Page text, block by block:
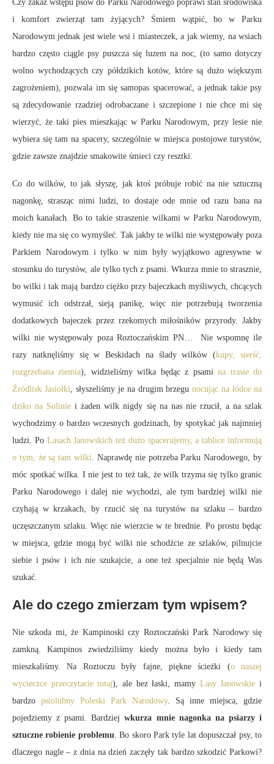
Czy zakaz wstępu psów do Parku Narodowego poprawi stan środowiska
i komfort zwierząt tam żyjących? Śmiem wątpić, bo w Parku
Narodowym jednak jest wiele wsi i miasteczek, a jak wiemy, na wsiach
bardzo często ciągle psy puszcza się luzem na noc, (to samo dotyczy
wolno wychodzących czy półdzikich kotów, które są dużo większym
zagrożeniem), pozwala im się samopas spacerować, a jednak takie psy
są zdecydowanie rzadziej odrobaczane i szczepione i nie chce mi się
wierzyć, że taki pies mieszkając w Parku Narodowym, przy lesie nie
wybiera się tam na spacery, szczególnie w miejsca postojowe turystów,
gdzie zawsze znajdzie smakowite śmieci czy resztki.
Co do wilków, to jak słyszę, jak ktoś próbuje robić na nie sztuczną
nagonkę, strasząc nimi ludzi, to dostaje ode mnie od razu bana na
moich kanałach. Bo to takie straszenie wilkami w Parku Narodowym,
kiedy nie ma się co wymyśleć. Tak jakby te wilki nie występowały poza
Parkiem Narodowym i tylko w nim były wyjątkowo agresywne w
stosunku do turystów, ale tylko tych z psami. Wkurza mnie to strasznie,
bo wilki i tak mają bardzo ciężko przy bajeczkach myśliwych, chcących
wymusić ich odstrzał, sieją panikę, więc nie potrzebują tworzenia
dodatkowych bajeczek przez rzekomych miłośników przyrody. Jakby
wilki nie występowały poza Roztoczańskim PN… Nie wspomnę ile
razy natknęliśmy się w Beskidach na ślady wilków (kupy, sierść,
rozgrzebana ziemia), widzieliśmy wilka będąc z psamina trasie do
Źródlisk Jasiołki, słyszeliśmy je na drugim brzegunocując na łódce na
dziko na Solinie i żaden wilk nigdy się na nas nie rzucił, a na szlak
wychodzimy o bardzo wczesnych godzinach, by spotykać jak najmniej
ludzi. Po Lasach Janowskich też dużo spacerujemy, a tablice informują
o tym, że są tam wilki. Naprawdę nie potrzeba Parku Narodowego, by
móc spotkać wilka. I nie jest to też tak, że wilk trzyma się tylko granic
Parku Narodowego i dalej nie wychodzi, ale tym bardziej wilki nie
czyhają w krzakach, by rzucić się na turystów na szlaku – bardzo
uczęszczanym szlaku. Więc nie wierzcie w te brednie. Po prostu będąc
w miejsca, gdzie mogą być wilki nie schodźcie ze szlaków, pilnujcie
siebie i psów i ich nie szukajcie, a one też specjalnie nie będą Was
szukać.
Ale do czego zmierzam tym wpisem?
Nie szkoda mi, że Kampinoski czy Roztoczański Park Narodowy się
zamkną. Kampinos zwiedziliśmy kiedy można było i kiedy tam
mieszkaliśmy. Na Roztoczu były fajne, piękne ścieżki (o naszej
wycieczce przeczytacie tutaj), ale bez łaski, mamy Lasy Janowskie i
bardzo psiolubny Poleski Park Narodowy. Są inne miejsca, gdzie
pojedziemy z psami. Bardziejwkurza mnie nagonka na psiarzy i
sztuczne robienie problemu. Bo skoro Park tyle lat dopuszczał psy, to
dlaczego nagle – z dnia na dzień zaczęły tak bardzo szkodzić Parkowi?